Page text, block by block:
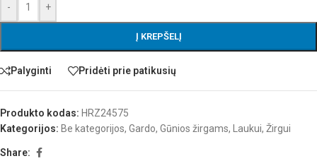
- +
Į KREPŠELĮ
Palyginti Pridėti prie patikusių
Produkto kodas: HRZ24575
Kategorijos: Be kategorijos, Gardo, Gūnios žirgams, Laukui, Žirgui
Share: